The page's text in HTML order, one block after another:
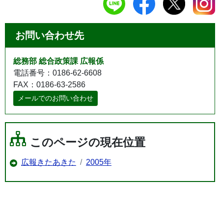
お問い合わせ先
総務部 総合政策課 広報係
電話番号：0186-62-6608
FAX：0186-63-2586
メールでのお問い合わせ
このページの現在位置
広報きたあきた 2005年